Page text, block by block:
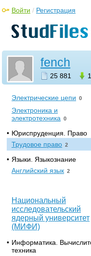
Войти / Регистрация
fench
25 881
Материалы и элементы
Схемотехника
электротехники 64
Теория автоматического
управления
12
Электрические машины
Электрические цепи 0
Электроника и
электротехника 0
• Юриспруденция. Право
Трудовое право 2
• Языки. Языкознание
Английский язык 2
Национальный
исследовательский
ядерный университет
(МИФИ)
• Информатика.
техника